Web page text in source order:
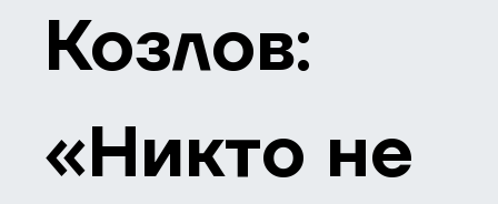
Козлов:
«Никто не